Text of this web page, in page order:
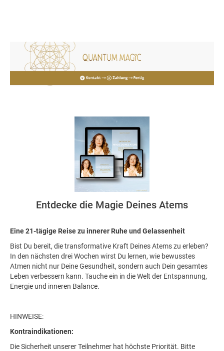
Entdecke die Magie Deines Atems
Eine 21-tägige Reise zu innerer Ruhe und Gelassenheit
Bist Du bereit, die transformative Kraft Deines Atems zu erleben?
In den nächsten drei Wochen wirst Du lernen, wie bewusstes
Atmen nicht nur Deine Gesundheit, sondern auch Dein gesamtes
Leben verbessern kann. Tauche ein in die Welt der Entspannung,
Energie und inneren Balance.
HINWEISE:
Kontraindikationen:
Die Sicherheit unserer Teilnehmer hat höchste Priorität. Bitte